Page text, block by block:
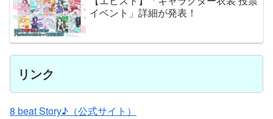
イベント」詳細が発表！
リンク
8 beat Story♪（公式サイト）